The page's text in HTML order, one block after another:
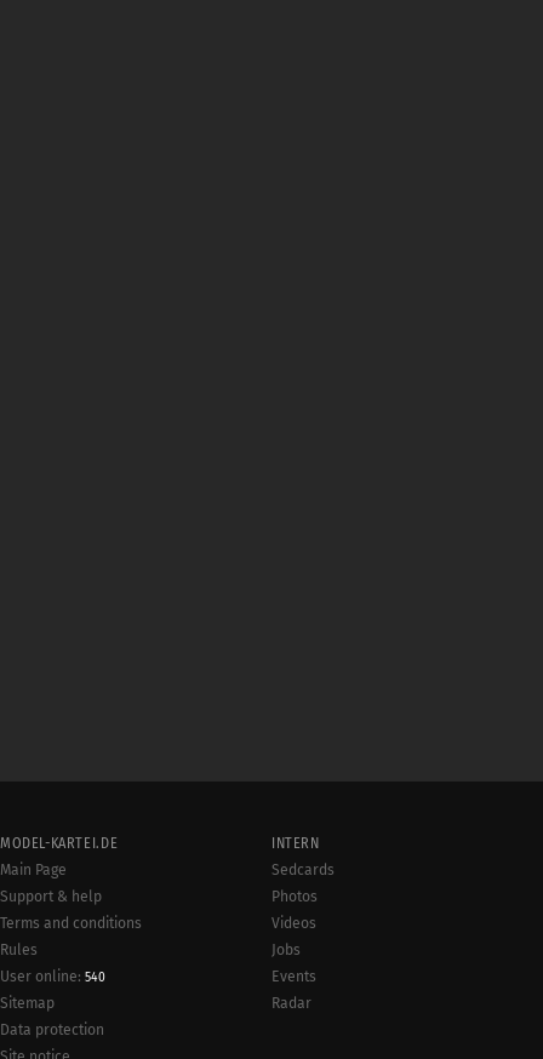
MODEL-KARTEI.DE
Main Page
Support & help
Terms and conditions
Rules
User online: 540
Sitemap
Data protection
INTERN
Sedcards
Photos
Videos
Jobs
Events
Radar